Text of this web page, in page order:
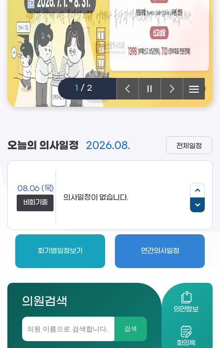
2 /2
오늘의 의사일정 2026.08.
08.06 (목)
비회기중
의사일정이 없습니다.
회기별일정보기 연간의사일정
전체일정
의원검색
검색
의안정보
회의록